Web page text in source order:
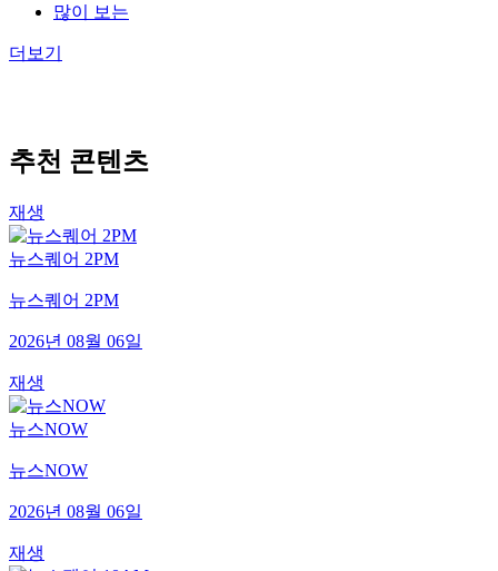
많이 보는
더보기
추천 콘텐츠
재생
뉴스퀘어 2PM
뉴스퀘어 2PM
2026년 08월 06일
재생
뉴스NOW
뉴스NOW
2026년 08월 06일
재생